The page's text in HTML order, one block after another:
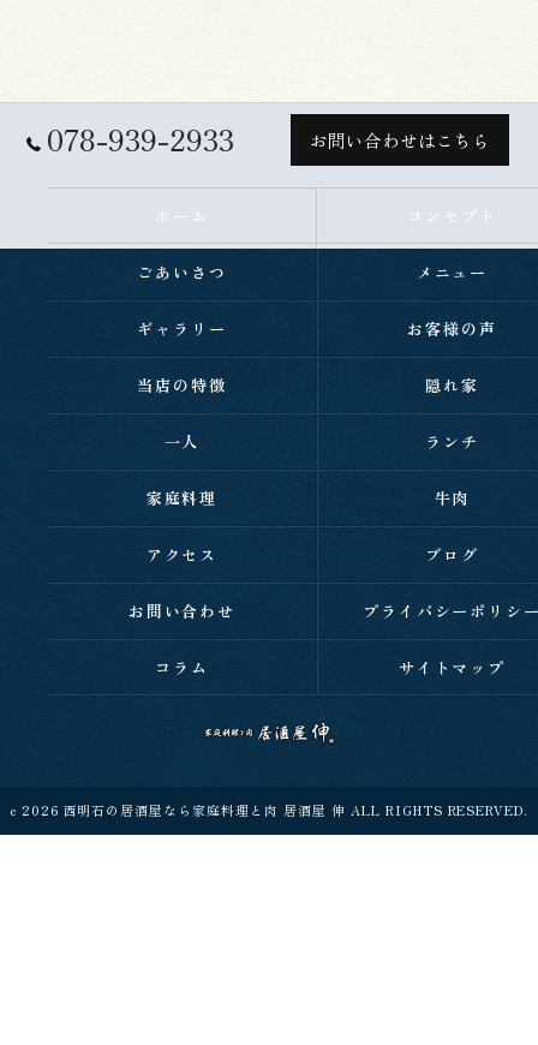
078-939-2933 お問い合わせはこちら
ホーム コンセプト
ごあいさつ メニュー
ギャラリー お客様の声
当店の特徴 隠れ家
一人 ランチ
家庭料理 牛肉
アクセス ブログ
お問い合わせ プライバシーポリシ
コラム サイトマップ
c 2026 西明石の居酒屋なら家庭料理と肉 居酒屋 伸 ALL RIGHTS RESERVED.